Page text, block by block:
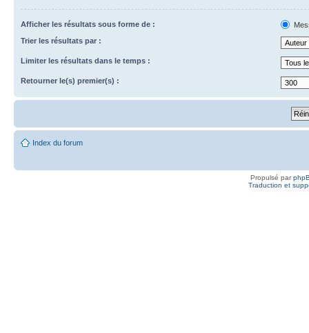
Afficher les résultats sous forme de :
Trier les résultats par :
Limiter les résultats dans le temps :
Retourner le(s) premier(s) :
Index du forum
Propulsé par
Traduction et